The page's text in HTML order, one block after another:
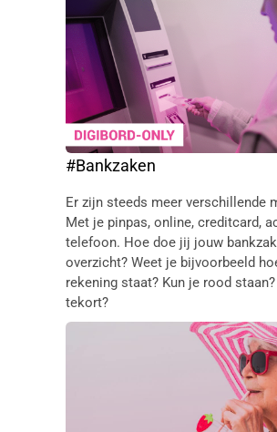
#Bankzaken
Er zijn steeds meer verschillende
Met je pinpas, online, creditcard,
telefoon. Hoe doe jij jouw
overzicht? Weet je bijvoorbeeld
rekening staat? Kun je rood
tekort?